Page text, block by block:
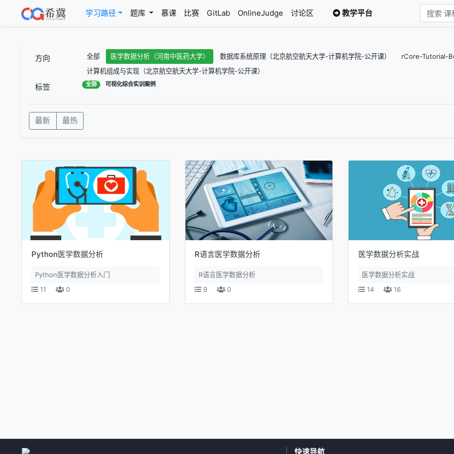
(current)
学习路径 题库 慕课 比赛 GitLab OnlineJudge 讨论区 教学平台
方向 全部 医学数据分析（河南中医药大学） 数据库系统原理（北京航空航天大学-计算机学院-公开课）
rCore-Tutorial-
计算机组成与实现（北京航空航天大学-计算机学院-公开课）
标签 全部 可视化综合实训案例
最新 最热
Python医学数据分析
Python医学数据分析入门
11
0
R语言医学数据分析
R语言医学数据分析
9
0
医学数据分析实战
医学数据分析实战
14
16
快速导航